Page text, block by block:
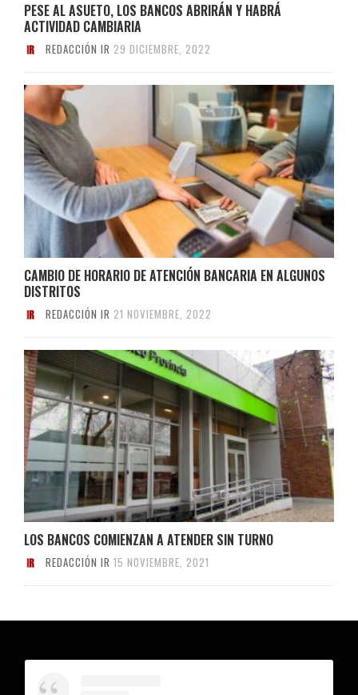
PESE AL ASUETO, LOS BANCOS ABRIRÁN Y HABRÁ
ACTIVIDAD CAMBIARIA
REDACCIÓN IR 29 DICIEMBRE, 2022
CAMBIO DE HORARIO DE ATENCIÓN BANCARIA EN ALGUNOS
DISTRITOS
REDACCIÓN IR 21 NOVIEMBRE, 2022
LOS BANCOS COMIENZAN A ATENDER SIN TURNO
REDACCIÓN IR 15 NOVIEMBRE, 2021